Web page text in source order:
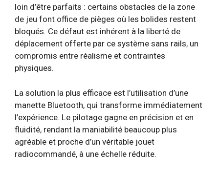
loin d’être parfaits : certains obstacles de la zone
de jeu font office de pièges où les bolides restent
bloqués. Ce défaut est inhérent à la liberté de
déplacement offerte par ce système sans rails, un
compromis entre réalisme et contraintes
physiques.
La solution la plus efficace est l’utilisation d’une
manette Bluetooth, qui transforme immédiatement
l’expérience. Le pilotage gagne en précision et en
fluidité, rendant la maniabilité beaucoup plus
agréable et proche d’un véritable jouet
radiocommandé, à une échelle réduite.